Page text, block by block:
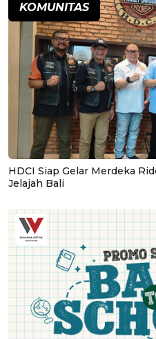
KOMUNITAS
HDCI Siap Gelar Merdeka
Jelajah Bali